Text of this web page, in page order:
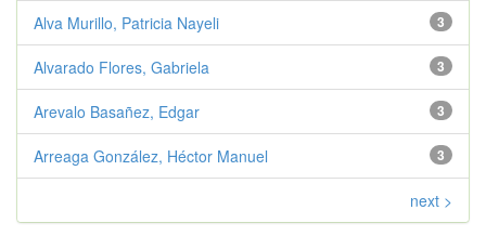
3
Alva Murillo, Patricia Nayeli
3
Alvarado Flores, Gabriela
3
Arevalo Basañez, Edgar
3
Arreaga González, Héctor Manuel
next >